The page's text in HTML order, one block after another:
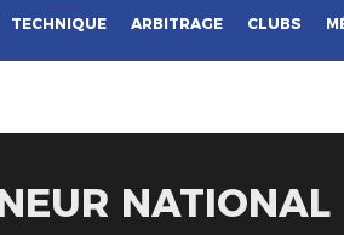
TECHNIQUE ARBITRAGE CLUBS